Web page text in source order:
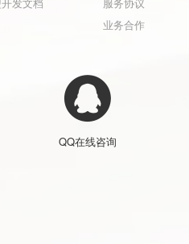
业务合作
QQ在线咨询